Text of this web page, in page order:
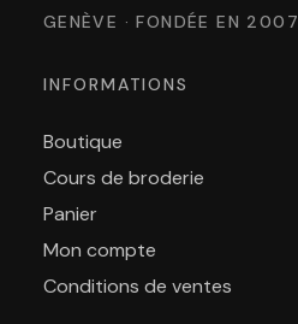
GENÈVE · FONDÉE EN 2007
INFORMATIONS
Boutique
Cours de broderie
Panier
Mon compte
Conditions de ventes